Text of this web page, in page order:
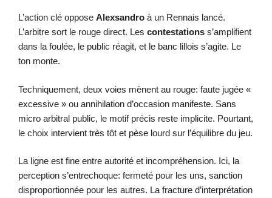
L’action clé oppose Alexsandro à un Rennais lancé.
L’arbitre sort le rouge direct. Les contestations s’amplifient
dans la foulée, le public réagit, et le banc lillois s’agite. Le
ton monte.
Techniquement, deux voies mènent au rouge: faute jugée «
excessive » ou annihilation d’occasion manifeste. Sans
micro arbitral public, le motif précis reste implicite. Pourtant,
le choix intervient très tôt et pèse lourd sur l’équilibre du jeu.
La ligne est fine entre autorité et incompréhension. Ici, la
perception s’entrechoque: fermeté pour les uns, sanction
disproportionnée pour les autres. La fracture d’interprétation